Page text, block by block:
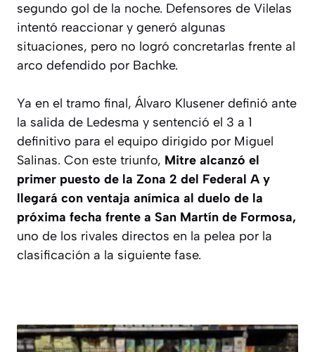
segundo gol de la noche. Defensores de Vilelas
intentó reaccionar y generó algunas
situaciones, pero no logró concretarlas frente al
arco defendido por Bachke.
Ya en el tramo final, Álvaro Klusener definió ante
la salida de Ledesma y sentenció el 3 a 1
definitivo para el equipo dirigido por Miguel
Salinas. Con este triunfo, Mitre alcanzó el
primer puesto de la Zona 2 del Federal A y
llegará con ventaja anímica al duelo de la
próxima fecha frente a San Martín de Formosa,
uno de los rivales directos en la pelea por la
clasificación a la siguiente fase.